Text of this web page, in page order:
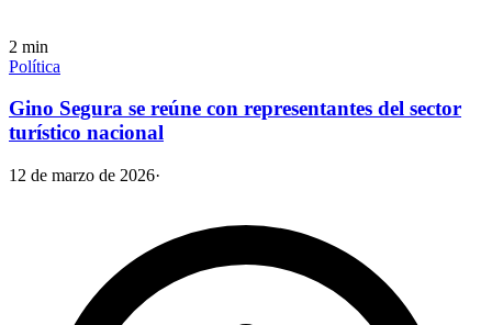
2 min
Política
⁠Gino Segura se reúne con representantes del sector
turístico nacional
12 de marzo de 2026·